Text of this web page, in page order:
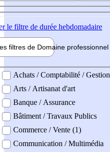
le filtre de durée hebdomadaire
filtres de Domaine professionnel
professionel
Achats / Comptabilité / Gestion
Arts / Artisanat d'art
Banque / Assurance
Bâtiment / Travaux Publics
Commerce / Vente (1)
Communication / Multimédia